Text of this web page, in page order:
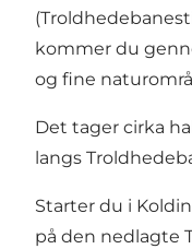
kommer du
og fine
Det tager cirka
langs
Starter du i
på den nedlagte